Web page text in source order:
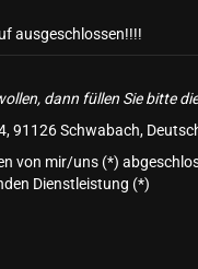
ausgeschlossen!!!!
dann füllen Sie bitte
91126 Schwabach,
von mir/uns (*)
Dienstleistung (*)